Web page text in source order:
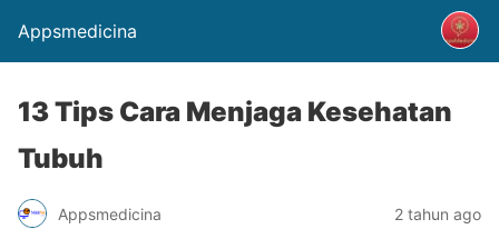
Appsmedicina
13 Tips Cara Menjaga Kesehatan
Tubuh
Appsmedicina 2 tahun ago